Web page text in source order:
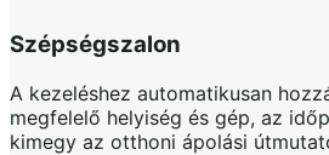
Szépségszalon
A kezeléshez automatikusan
megfelelő helyiség és gép, az
kimegy az otthoni ápolási